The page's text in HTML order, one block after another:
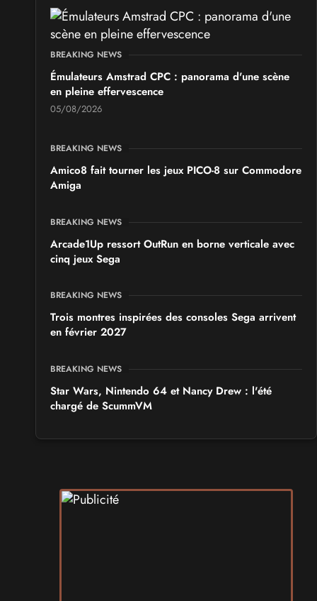
BREAKING NEWS
Émulateurs Amstrad CPC : panorama d'une scène
en pleine effervescence
05/08/2026
BREAKING NEWS
Amico8 fait tourner les jeux PICO-8 sur Commodore
Amiga
BREAKING NEWS
Arcade1Up ressort OutRun en borne verticale avec
cinq jeux Sega
BREAKING NEWS
Trois montres inspirées des consoles Sega arrivent
en février 2027
BREAKING NEWS
Star Wars, Nintendo 64 et Nancy Drew : l'été
chargé de ScummVM